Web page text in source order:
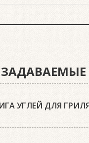
УГЛЕЙ ДЛЯ